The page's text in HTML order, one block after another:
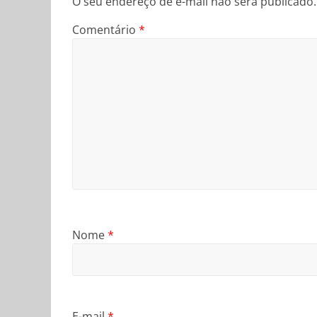
Comentário *
Nome*